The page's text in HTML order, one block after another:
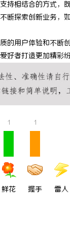
持相结合的方式
断探索创新业务
的用户体验和不
好者打造更加精彩
1
鲜花
1
握手 雷人
！专业充电桩项目
行业秘诀？